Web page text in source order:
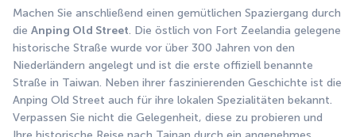
Machen Sie anschließend einen gemütlichen Spaziergang durch
die Anping Old Street. Die östlich von Fort Zeelandia gelegene
historische Straße wurde vor über 300 Jahren von den
Niederländern angelegt und ist die erste offiziell benannte
Straße in Taiwan. Neben ihrer faszinierenden Geschichte ist die
Anping Old Street auch für ihre lokalen Spezialitäten bekannt.
Verpassen Sie nicht die Gelegenheit, diese zu probieren und